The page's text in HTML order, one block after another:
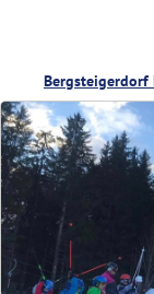
Bergsteigerdorf